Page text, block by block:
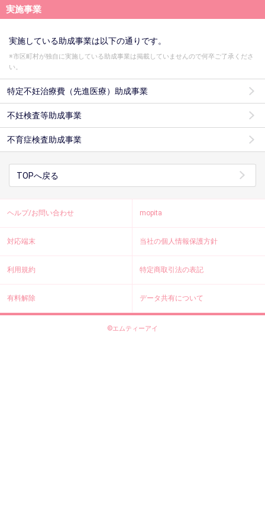
実施事業
実施している助成事業は以下の通りです。
※市区町村が独自に実施している助成事業は掲載していませんので何卒ご了承くださ
い。
特定不妊治療費（先進医療）助成事業
不妊検査等助成事業
不育症検査助成事業
TOPへ戻る
ヘルプ/お問い合わせ mopita
対応端末 当社の個人情報保護方針
利用規約 特定商取引法の表記
有料解除 データ共有について
©エムティーアイ